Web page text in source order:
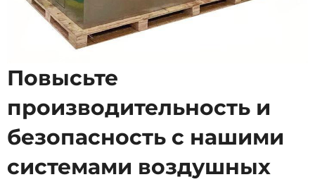
Повысьте
производительность и
безопасность с нашими
системами воздушных